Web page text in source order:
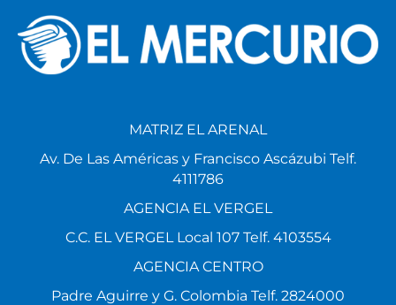
MATRIZ EL ARENAL
Av. De Las Américas y Francisco Ascázubi Telf.
4111786
AGENCIA EL VERGEL
C.C. EL VERGEL Local 107 Telf. 4103554
AGENCIA CENTRO
Padre Aguirre y G. Colombia Telf. 2824000